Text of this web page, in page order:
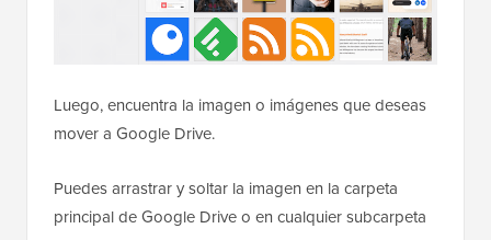
Luego, encuentra la imagen o imágenes que deseas
mover a Google Drive.
Puedes arrastrar y soltar la imagen en la carpeta
principal de Google Drive o en cualquier subcarpeta